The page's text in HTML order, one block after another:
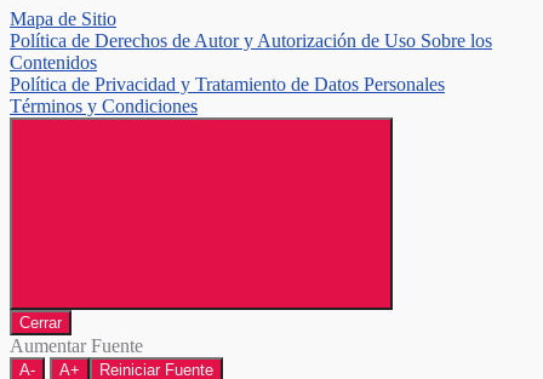
Mapa de Sitio
Política de Derechos de Autor y Autorización de Uso Sobre los
Contenidos
Política de Privacidad y Tratamiento de Datos Personales
Términos y Condiciones
Cerrar
Aumentar Fuente
A- A+ Reiniciar Fuente